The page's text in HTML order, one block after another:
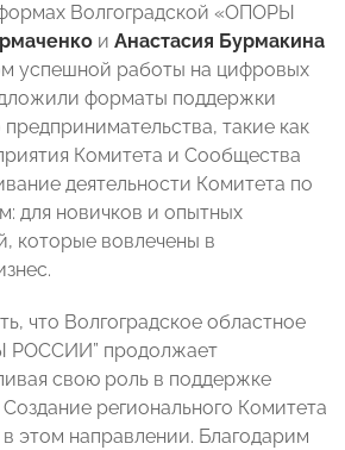
Волгоградской «ОПОРЫ
и Анастасия Бурмакина
успешной работы на цифровых
форматы поддержки
такие как
Комитета и Сообщества
деятельности Комитета по
для новичков и опытных
которые вовлечены в
что Волгоградское областное
РОССИИ” продолжает
свою роль в поддержке
регионального Комитета
этом направлении. Благодарим